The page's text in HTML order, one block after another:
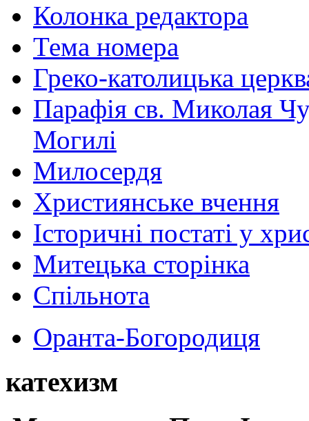
Колонка редактора
Тема номера
Греко-католицька
Парафія св. Миколая
Могилі
Милосердя
Християнське вчення
Історичні постаті у
Митецька сторінка
Спільнота
Оранта-Богородиця
катехизм